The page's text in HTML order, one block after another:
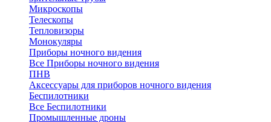
Микроскопы
Телескопы
Тепловизоры
Монокуляры
Приборы ночного видения
Все Приборы ночного видения
ПНВ
Аксессуары для приборов ночного видения
Беспилотники
Все Беспилотники
Промышленные дроны